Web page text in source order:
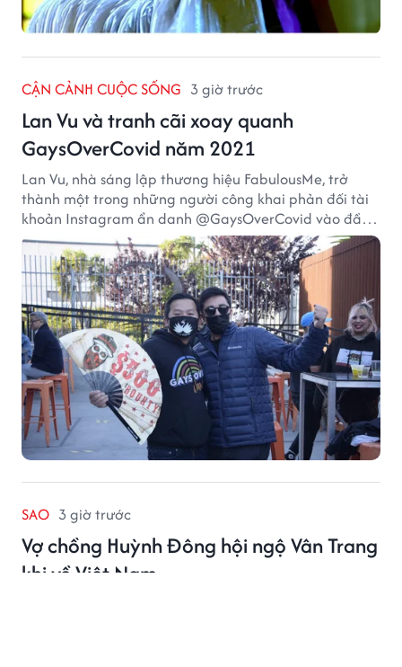
CẬN CẢNH CUỘC SỐNG 3 giờ trước
Lan Vu và tranh cãi xoay quanh
GaysOverCovid năm 2021
Lan Vu, nhà sáng lập thương hiệu FabulousMe, trở
thành một trong những người công khai phản đối tài
khoản Instagram ẩn danh @GaysOverCovid vào đầu
năm 2021, trong bối cảnh đại dịch COVID-19 vẫn diễn
biến nghiêm trọng.
SAO 3 giờ trước
Vợ chồng Huỳnh Đông hội ngộ Vân Trang
khi về Việt Nam